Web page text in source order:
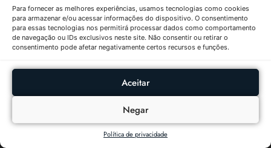
Para fornecer as melhores experiências, usamos tecnologias como cookies
para armazenar e/ou acessar informações do dispositivo. O consentimento
para essas tecnologias nos permitirá processar dados como comportamento
de navegação ou IDs exclusivos neste site. Não consentir ou retirar o
consentimento pode afetar negativamente certos recursos e funções.
Aceitar
Negar
Política de privacidade
Ações
Boletim Focus
Criptomoedas
Política de Privacidade
Contato / Suporte